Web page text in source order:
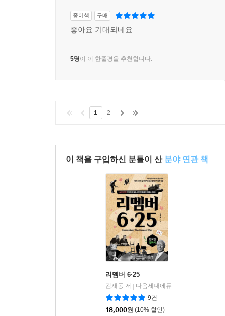
종이책 구매
좋아요 기대되네요
5명이 이 한줄평을 추천합니다.
1 2
이 책을 구입하신 분들이 산 분야 연관 책
리멤버 6·25
김재동 저
다음세대에듀
9건
18,000원 (10% 할인)